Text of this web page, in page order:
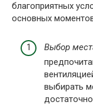
благоприятных
основных
Выбор
выбирать